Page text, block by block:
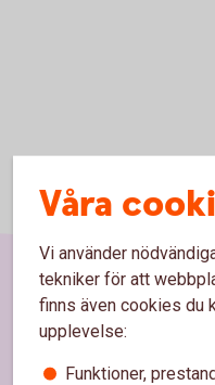
Våra
Vi använder
tekniker för att
finns även cookies du
upplevelse:
Funktioner,
Sidfot
Hitta snabbt
Kundservice